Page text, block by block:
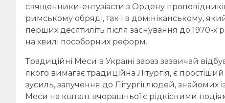
священники-ентузіасти з Ордену
римському обряді, так і в домініканському,
перших десятиліть після заснування до 1970-х
на хвилі пособорних реформ.
Традиційні Меси в Україні зараз зазвичай
якого вимагає традиційна Літургія, є
зусиль, залучення до Літургії людей, знайомих
Меси на кшталт вчорашньої є рідкісними